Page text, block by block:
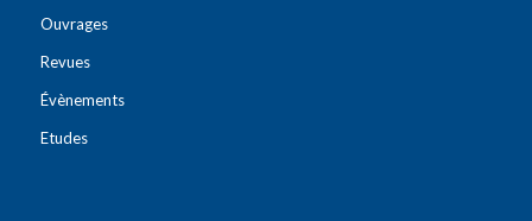
Ouvrages
Revues
Évènements
Etudes